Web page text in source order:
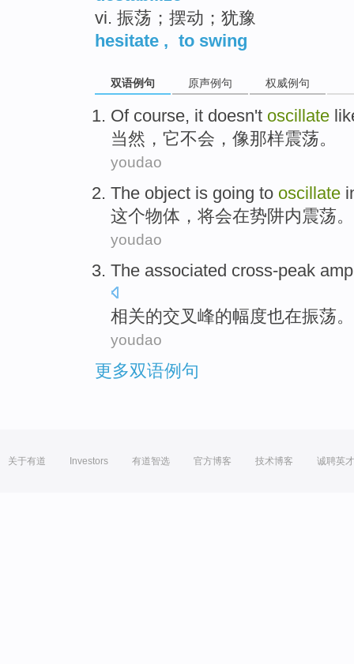
vi. 振荡；摆动；犹豫
hesitate , to swing
双语例句 原声例句 权威例句
Of course, it doesn't oscillate
当然 ， 它不会 ， 像那样震荡。
youdao
The object is going to oscillate
这个物体 ， 将会在势阱内震荡。
youdao
The associated cross-peak
相关的交叉峰的幅度也在振荡。
youdao
更多双语例句
关于有道 Investors 有道智选 官方博客 技术博客 诚聘英才